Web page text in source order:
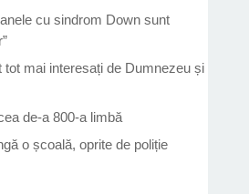
cu sindrom Down sunt
tot mai interesați de Dumnezeu și
de-a 800-a limbă
o școală, oprite de poliție